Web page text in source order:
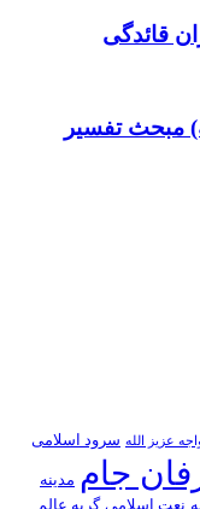
قائدگی
مبحث تفسیر
عزیز الله سرود اسلامی
جام مدینه
نعت اسلامی گریه عالم